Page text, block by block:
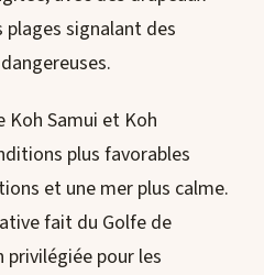
signalant des
Koh Samui et Koh
plus favorables
et une mer plus calme.
fait du Golfe de
pour les